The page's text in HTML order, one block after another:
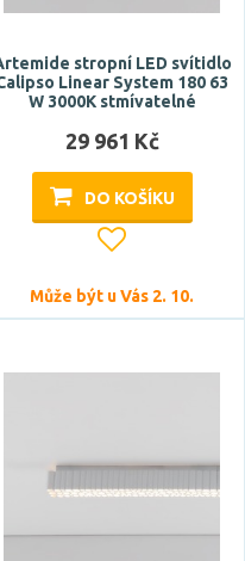
stropní LED svítidlo
Linear System 180 63
W 3000K stmívatelné
29 961 Kč
DO KOŠÍKU
Může být u Vás 2. 10.